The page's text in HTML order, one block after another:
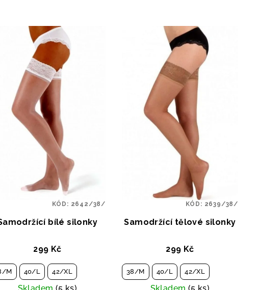
bílé silonky
299 Kč
M 40/L 42/XL
KÓD: 2642/38/
Samodržící tělové silonky
299 Kč
38/M 40/L 42/XL
KÓD: 2639/38/